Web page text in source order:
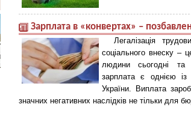
Зарплата в «конвертах» –
Легалізація
соціального внеску –
людини сьогодні та
зарплата є однією із
України. Виплата
значних негативних наслідків не тільки для